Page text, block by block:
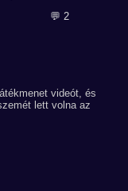
💬 2
videót, és
lett volna az